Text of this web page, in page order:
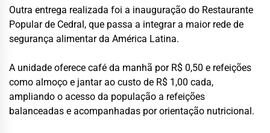
Outra entrega realizada foi a inauguração do Restaurante
Popular de Cedral, que passa a integrar a maior rede de
segurança alimentar da América Latina.
A unidade oferece café da manhã por R$ 0,50 e refeições
como almoço e jantar ao custo de R$ 1,00 cada,
ampliando o acesso da população a refeições
balanceadas e acompanhadas por orientação nutricional.